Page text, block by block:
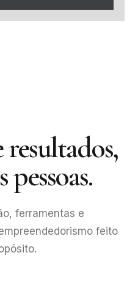
ferramentas e
feito